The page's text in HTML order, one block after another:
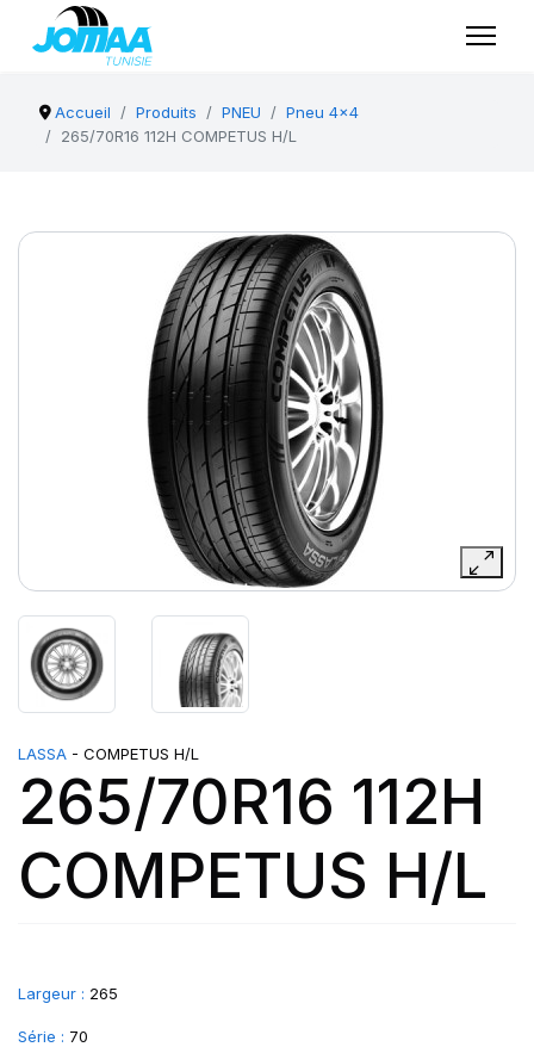
Accueil Produits PNEU
Pneu 4x4
265/70R16 112H COMPETUS H/L
LASSA - COMPETUS H/L
265/70R16 112H
COMPETUS H/L
Largeur : 265
Série : 70